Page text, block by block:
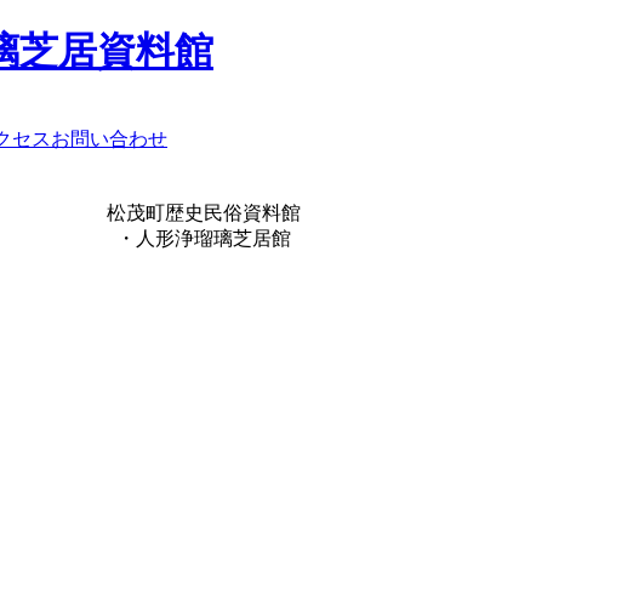
芝居資料館
セスお問い合わせ
松茂町歴史民俗資料館
・人形浄瑠璃芝居館